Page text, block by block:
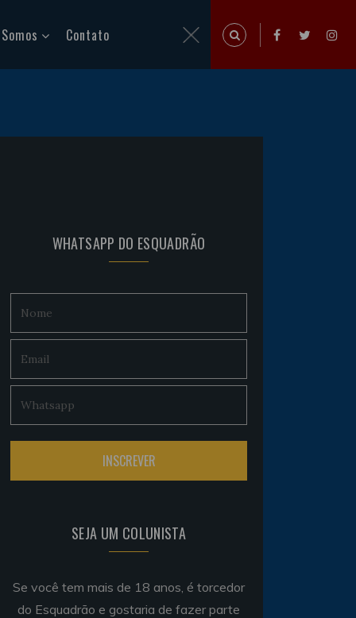
Contato
WHATSAPP DO ESQUADRÃO
SEJA UM COLUNISTA
Se você tem mais de 18 anos, é torcedor
do Esquadrão e gostaria de fazer parte